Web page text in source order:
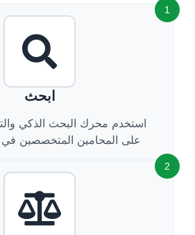
ابحث
استخدم محرك البحث الذكي
على المحامين المتخصصين
1
2